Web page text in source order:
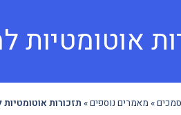
» מאמרים נוספים» תזכורות